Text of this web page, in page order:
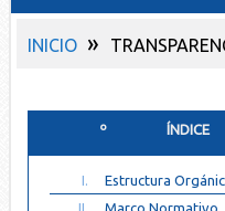
INICIO »
º
I.
Estructura
II.
Marco Normativo